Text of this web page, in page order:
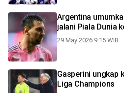
Argentina
jalani Piala Dunia
29 May 2026 9:15 WIB
Gasperini ungkap
Liga Champions